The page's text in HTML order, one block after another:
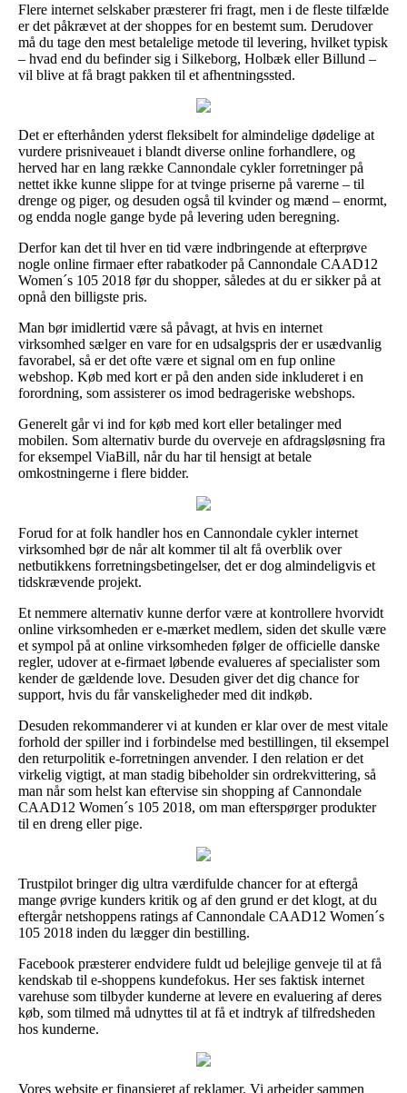
Flere internet selskaber præsterer fri fragt, men i de fleste tilfælde
er det påkrævet at der shoppes for en bestemt sum. Derudover
må du tage den mest betalelige metode til levering, hvilket typisk
– hvad end du befinder sig i Silkeborg, Holbæk eller Billund –
vil blive at få bragt pakken til et afhentningssted.
Det er efterhånden yderst fleksibelt for almindelige dødelige at
vurdere prisniveauet i blandt diverse online forhandlere, og
herved har en lang række Cannondale cykler forretninger på
nettet ikke kunne slippe for at tvinge priserne på varerne – til
drenge og piger, og desuden også til kvinder og mænd – enormt,
og endda nogle gange byde på levering uden beregning.
Derfor kan det til hver en tid være indbringende at efterprøve
nogle online firmaer efter rabatkoder på Cannondale CAAD12
Women´s 105 2018 før du shopper, således at du er sikker på at
opnå den billigste pris.
Man bør imidlertid være så påvagt, at hvis en internet
virksomhed sælger en vare for en udsalgspris der er usædvanlig
favorabel, så er det ofte være et signal om en fup online
webshop. Køb med kort er på den anden side inkluderet i en
forordning, som assisterer os imod bedrageriske webshops.
Generelt går vi ind for køb med kort eller betalinger med
mobilen. Som alternativ burde du overveje en afdragsløsning fra
for eksempel ViaBill, når du har til hensigt at betale
omkostningerne i flere bidder.
Forud for at folk handler hos en Cannondale cykler internet
virksomhed bør de når alt kommer til alt få overblik over
netbutikkens forretningsbetingelser, det er dog almindeligvis et
tidskrævende projekt.
Et nemmere alternativ kunne derfor være at kontrollere hvorvidt
online virksomheden er e-mærket medlem, siden det skulle være
et sympol på at online virksomheden følger de officielle danske
regler, udover at e-firmaet løbende evalueres af specialister som
kender de gældende love. Desuden giver det dig chance for
support, hvis du får vanskeligheder med dit indkøb.
Desuden rekommanderer vi at kunden er klar over de mest vitale
forhold der spiller ind i forbindelse med bestillingen, til eksempel
den returpolitik e-forretningen anvender. I den relation er det
virkelig vigtigt, at man stadig bibeholder sin ordrekvittering, så
man når som helst kan eftervise sin shopping af Cannondale
CAAD12 Women´s 105 2018, om man efterspørger produkter
til en dreng eller pige.
Trustpilot bringer dig ultra værdifulde chancer for at eftergå
mange øvrige kunders kritik og af den grund er det klogt, at du
eftergår netshoppens ratings af Cannondale CAAD12 Women´s
105 2018 inden du lægger din bestilling.
Facebook præsterer endvidere fuldt ud belejlige genveje til at få
kendskab til e-shoppens kundefokus. Her ses faktisk internet
varehuse som tilbyder kunderne at levere en evaluering af deres
køb, som tilmed må udnyttes til at få et indtryk af tilfredsheden
hos kunderne.
Vores website er finansieret af reklamer. Vi arbejder sammen